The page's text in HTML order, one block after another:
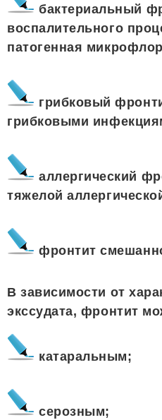
бактериальный
воспалительного
патогенная
грибковый
грибковыми
аллергический
тяжелой
фронтит
В зависимости от
экссудата, фронтит
катаральным;
серозным;